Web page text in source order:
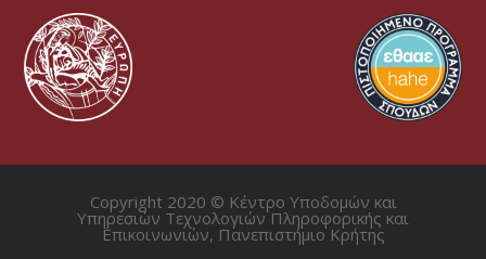
Copyright 2020 © Κέντρο Υποδομών και
Υπηρεσιών Τεχνολογιών Πληροφορικής και
Επικοινωνιών, Πανεπιστήμιο Κρήτης